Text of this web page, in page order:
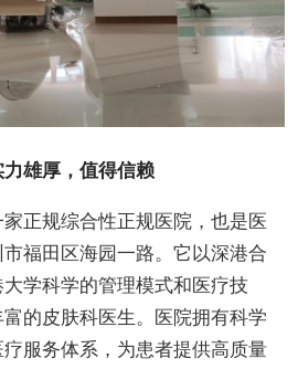
雄厚，值得信赖
正规综合性正规医院，也是医
福田区海园一路。它以深港合
学科学的管理模式和医疗技
的皮肤科医生。医院拥有科学
服务体系，为患者提供高质量